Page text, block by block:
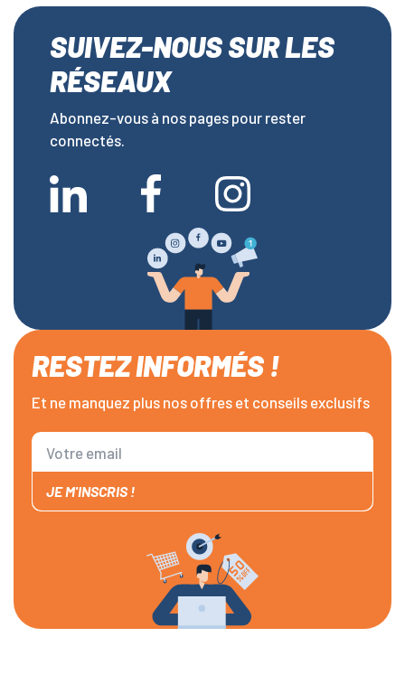
SUIVEZ-NOUS SUR LES
RÉSEAUX
Abonnez-vous à nos pages pour rester
connectés.
RESTEZ INFORMÉS !
Et ne manquez plus nos offres et conseils exclusifs
JE M'INSCRIS !